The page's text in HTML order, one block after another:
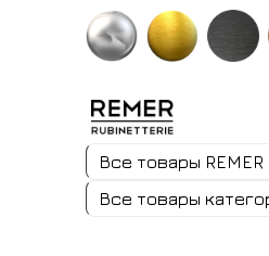
брашированное
хром
Все товары REMER
Все товары